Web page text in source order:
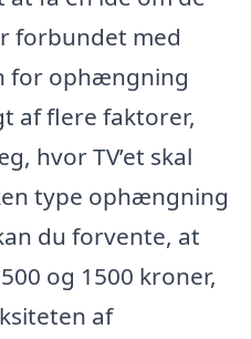
forbundet med
for ophængning
af flere faktorer,
hvor TV’et skal
type ophængning
du forvente, at
og 1500 kroner,
af